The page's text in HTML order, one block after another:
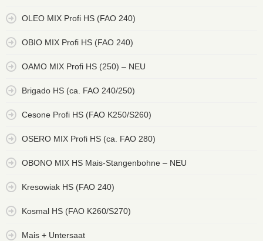
OLEO MIX Profi HS (FAO 240)
OBIO MIX Profi HS (FAO 240)
OAMO MIX Profi HS (250) – NEU
Brigado HS (ca. FAO 240/250)
Cesone Profi HS (FAO K250/S260)
OSERO MIX Profi HS (ca. FAO 280)
OBONO MIX HS Mais-Stangenbohne – NEU
Kresowiak HS (FAO 240)
Kosmal HS (FAO K260/S270)
Mais + Untersaat